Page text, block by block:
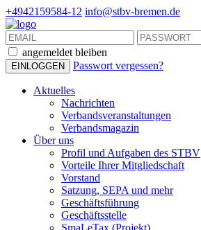
+4942159584-12 info@stbv-bremen.de
angemeldet bleiben
Passwort vergessen?
Aktuelles
Nachrichten
Verbandsveranstaltungen
Verbandsmagazin
Über uns
Profil und Aufgaben des STBV
Vorteile Ihrer Mitgliedschaft
Vorstand
Satzung, SEPA und mehr
Geschäftsführung
Geschäftsstelle
SmaLeTax (Projekt)